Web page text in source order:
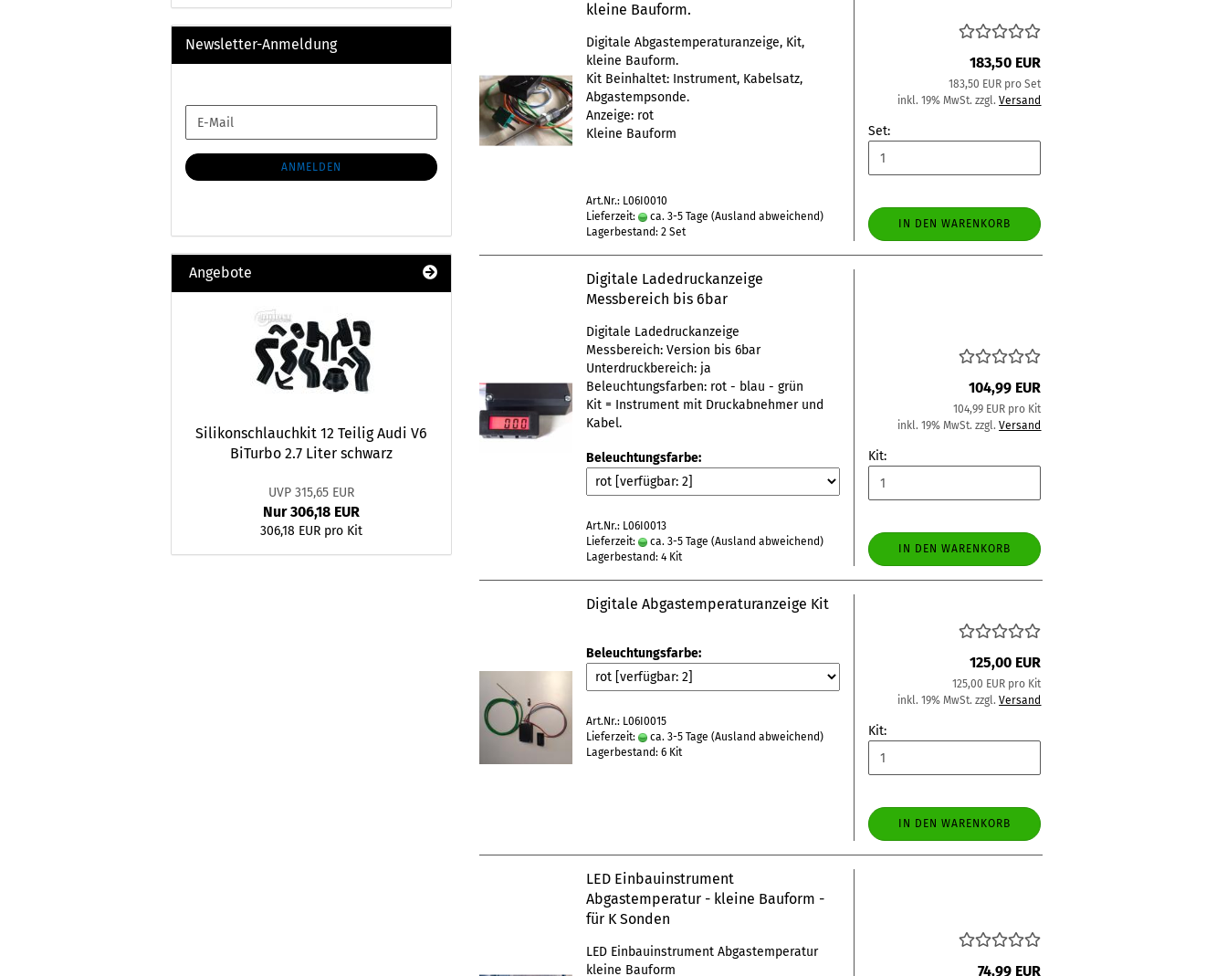
kleine Bauform.
Digitale Abgastemperaturanzeige, Kit,
kleine Bauform.
Kit Beinhaltet: Instrument, Kabelsatz,
Abgastempsonde.
Anzeige: rot
Kleine Bauform
Art.Nr.: L06I0010
Lieferzeit:
ca. 3-5 Tage (Ausland abweichend)
Lagerbestand: 2 Set
183,50 EUR
183,50 EUR pro Set
inkl. 19% MwSt. zzgl.Versand
Set:
IN DEN WARENKORB
Digitale Ladedruckanzeige
Messbereich bis 6bar
Digitale Ladedruckanzeige
Messbereich: Version bis 6bar
Unterdruckbereich: ja
Beleuchtungsfarben: rot - blau - grün
Kit = Instrument mit Druckabnehmer und
Kabel.
Beleuchtungsfarbe:
Art.Nr.: L06I0013
Lieferzeit:
ca. 3-5 Tage (Ausland abweichend)
Lagerbestand: 4 Kit
104,99 EUR
104,99 EUR pro Kit
inkl. 19% MwSt. zzgl.Versand
Kit:
IN DEN WARENKORB
Digitale Abgastemperaturanzeige Kit
Beleuchtungsfarbe:
Art.Nr.: L06I0015
Lieferzeit:
ca. 3-5 Tage (Ausland abweichend)
Lagerbestand: 6 Kit
125,00 EUR
125,00 EUR pro Kit
inkl. 19% MwSt. zzgl.Versand
Kit:
IN DEN WARENKORB
LED Einbauinstrument
Abgastemperatur - kleine Bauform -
für K Sonden
LED Einbauinstrument Abgastemperatur
kleine Bauform
74,99 EUR
Newsletter-Anmeldung
ZUR
ANMELDUNG
E-
Mail
ANMELDEN
Angebote
Silikonschlauchkit 12 Teilig Audi V6
BiTurbo 2.7 Liter schwarz
UVP 315,65 EUR
Nur 306,18 EUR
306,18 EUR pro Kit